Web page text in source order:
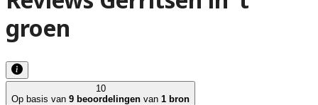
groen
10
Op basis van 9 beoordelingen van 1 bron